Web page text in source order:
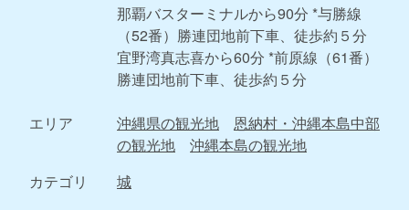
那覇バスターミナルから90分 *与勝線
（52番）勝連団地前下車、徒歩約５分
宜野湾真志喜から60分 *前原線（61番）
勝連団地前下車、徒歩約５分
エリア 沖縄県の観光地
恩納村・沖縄本島中部
の観光地
沖縄本島の観光地
カテゴリ
城